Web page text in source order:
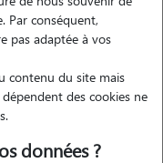
d'accueil
(38121)
Par conséquent,
pas adaptée à vos
contenu du site mais
des cookies ne
données ?